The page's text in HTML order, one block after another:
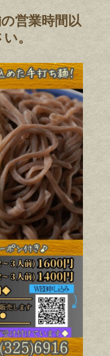
営業時間以
。